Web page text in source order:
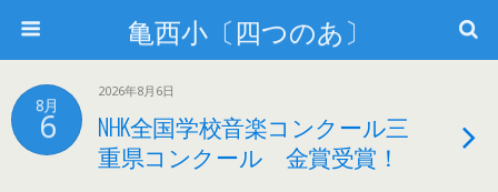
亀西小〔四つのあ〕
8月
6
2026年8月6日
NHK全国学校音楽コンクール三
重県コンクール 金賞受賞！